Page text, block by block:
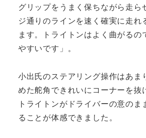
グリップをうまく保ちながら走ら
ジ通りのラインを速く確実に走れ
ます。トライトンはよく曲がるの
やすいです」。
小出氏のステアリング操作はあま
めた舵角できれいにコーナーを抜
トライトンがドライバーの意のま
ることが体感できました。